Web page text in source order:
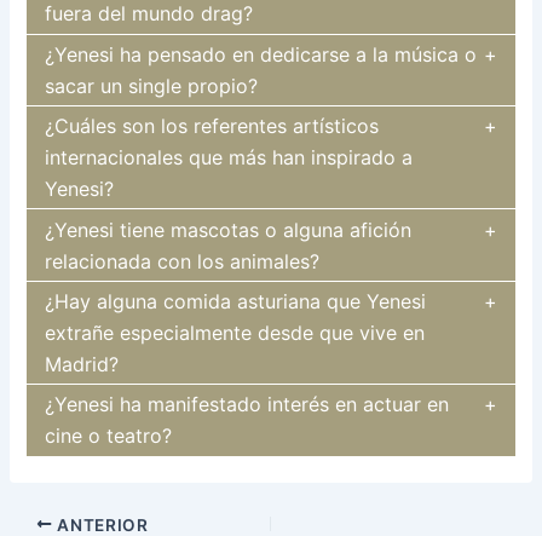
fuera del mundo drag?
¿Yenesi ha pensado en dedicarse a la música o
sacar un single propio?
¿Cuáles son los referentes artísticos
internacionales que más han inspirado a
Yenesi?
¿Yenesi tiene mascotas o alguna afición
relacionada con los animales?
¿Hay alguna comida asturiana que Yenesi
extrañe especialmente desde que vive en
Madrid?
¿Yenesi ha manifestado interés en actuar en
cine o teatro?
Navegación
ANTERIOR